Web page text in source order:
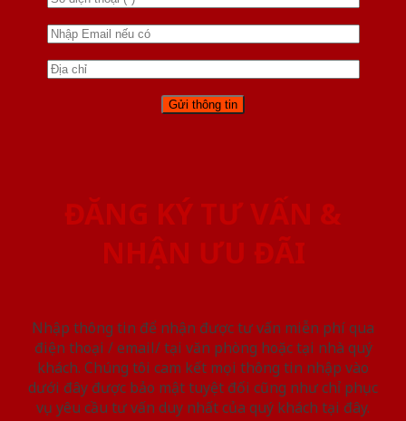
ĐĂNG KÝ TƯ VẤN &
NHẬN ƯU ĐÃI
Nhập thông tin để nhận được tư vấn miễn phí qua
điện thoại / email/ tại văn phòng hoặc tại nhà quý
khách. Chúng tôi cam kết mọi thông tin nhập vào
dưới đây được bảo mật tuyệt đối cũng như chỉ phục
vụ yêu cầu tư vấn duy nhất của quý khách tại đây.